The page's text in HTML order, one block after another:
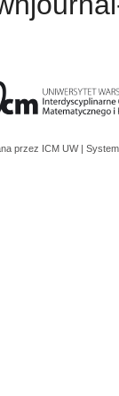
przez ICM UW |